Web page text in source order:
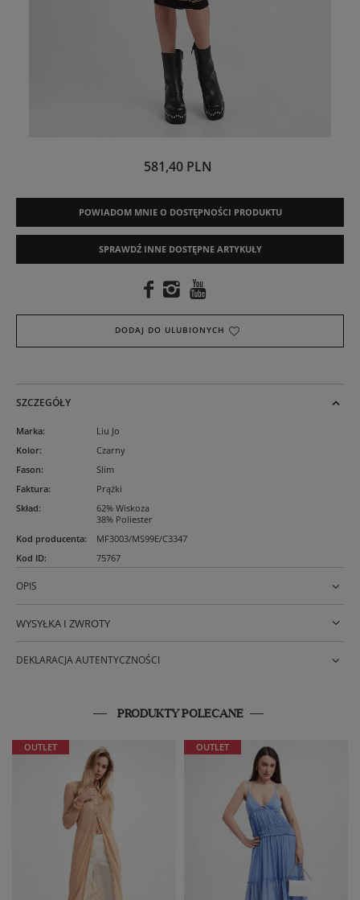
581,40 PLN
POWIADOM MNIE O DOSTĘPNOŚCI PRODUKTU
SPRAWDŹ INNE DOSTĘPNE ARTYKUŁY
DODAJ DO ULUBIONYCH
SZCZEGÓŁY
Marka:
Liu Jo
Kolor:
Czarny
Fason:
Slim
Faktura:
Prążki
Skład:
62% Wiskoza
38% Poliester
Kod producenta:
MF3003/MS99E/C3347
Kod ID: 75767
OPIS
WYSYŁKA I ZWROTY
DEKLARACJA AUTENTYCZNOŚCI
PRODUKTY POLECANE
OUTLET OUTLET